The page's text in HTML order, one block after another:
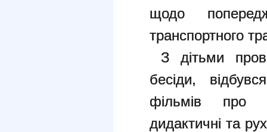
щодо
транспортного
З дітьми
бесіди,
фільмів про
дидактичні та